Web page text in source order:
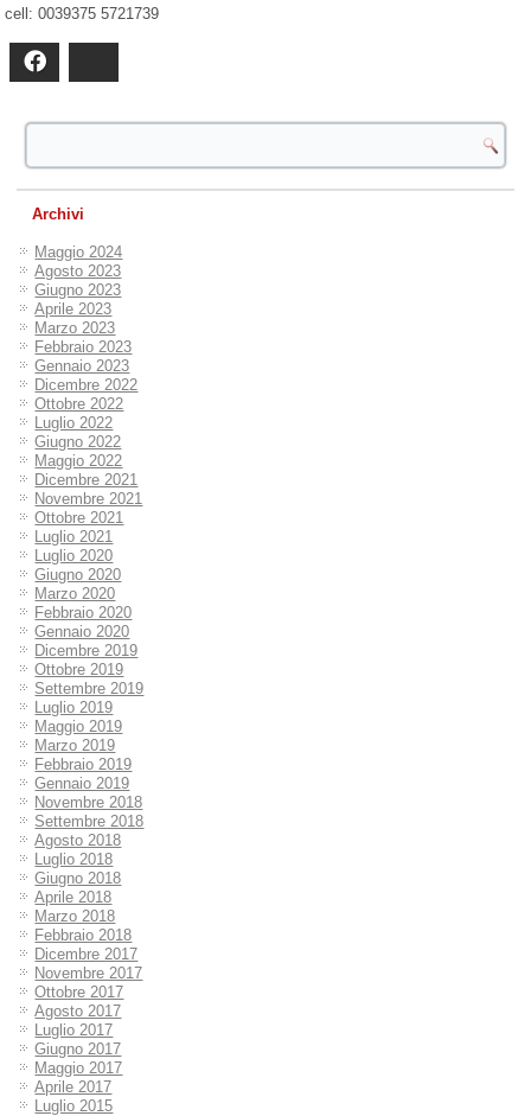
cell: 0039375 5721739
Archivi
Maggio 2024
Agosto 2023
Giugno 2023
Aprile 2023
Marzo 2023
Febbraio 2023
Gennaio 2023
Dicembre 2022
Ottobre 2022
Luglio 2022
Giugno 2022
Maggio 2022
Dicembre 2021
Novembre 2021
Ottobre 2021
Luglio 2021
Luglio 2020
Giugno 2020
Marzo 2020
Febbraio 2020
Gennaio 2020
Dicembre 2019
Ottobre 2019
Settembre 2019
Luglio 2019
Maggio 2019
Marzo 2019
Febbraio 2019
Gennaio 2019
Novembre 2018
Settembre 2018
Agosto 2018
Luglio 2018
Giugno 2018
Aprile 2018
Marzo 2018
Febbraio 2018
Dicembre 2017
Novembre 2017
Ottobre 2017
Agosto 2017
Luglio 2017
Giugno 2017
Maggio 2017
Aprile 2017
Luglio 2015